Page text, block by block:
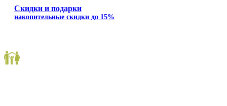
Скидки и подарки
накопительные скидки до 15%